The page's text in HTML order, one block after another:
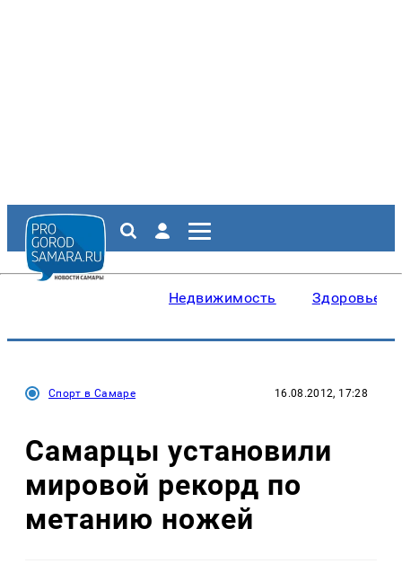
Недвижимость Здоровье
Спорт в Самаре 16.08.2012, 17:28
Самарцы установили
мировой рекорд по
метанию ножей